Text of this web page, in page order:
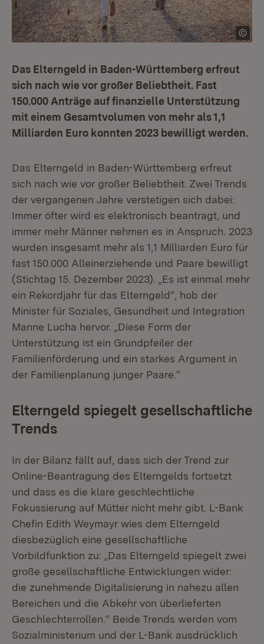
Das Elterngeld in Baden-Württemberg erfreut
sich nach wie vor großer Beliebtheit. Fast
150.000 Anträge auf finanzielle Unterstützung
mit einem Gesamtvolumen von mehr als 1,1
Milliarden Euro konnten 2023 bewilligt werden.
Das Elterngeld in Baden-Württemberg erfreut
sich nach wie vor großer Beliebtheit. Zwei Trends
der vergangenen Jahre verstetigen sich dabei:
Immer öfter wird es elektronisch beantragt, und
immer mehr Männer nehmen es in Anspruch. 2023
wurden insgesamt mehr als 1,1 Milliarden Euro für
fast 150.000 Alleinerziehende und Paare bewilligt
(Stichtag 15. Dezember 2023). „Es ist einmal mehr
ein Rekordjahr für das Elterngeld“, hob der
Minister für Soziales, Gesundheit und Integration
Manne Lucha hervor. „Diese Form der
Unterstützung ist ein Grundpfeiler der
Familienförderung und ein starkes Argument in
der Familienplanung junger Paare.“
Elterngeld spiegelt gesellschaftliche
Trends
In der Bilanz fällt auf, dass sich der Trend zur
Online-Beantragung des Elterngelds fortsetzt
und dass es die klare geschlechtliche
Fokussierung auf Mütter nicht mehr gibt. L-Bank
Chefin Edith Weymayr wies dem Elterngeld
diesbezüglich eine gesellschaftliche
Vorbildfunktion zu: „Das Elterngeld spiegelt zwei
große gesellschaftliche Entwicklungen wider:
die zunehmende Digitalisierung in nahezu allen
Bereichen und die Abkehr von überlieferten
Geschlechterrollen.“ Beide Trends werden vom
Sozialministerium und der L-Bank ausdrücklich